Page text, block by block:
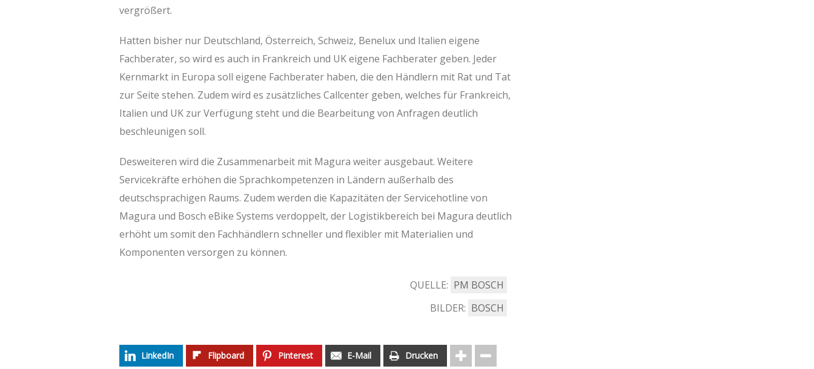
vergrößert.
Hatten bisher nur Deutschland, Österreich, Schweiz, Benelux und Italien eigene
Fachberater, so wird es auch in Frankreich und UK eigene Fachberater geben. Jeder
Kernmarkt in Europa soll eigene Fachberater haben, die den Händlern mit Rat und Tat
zur Seite stehen. Zudem wird es zusätzliches Callcenter geben, welches für Frankreich,
Italien und UK zur Verfügung steht und die Bearbeitung von Anfragen deutlich
beschleunigen soll.
Desweiteren wird die Zusammenarbeit mit Magura weiter ausgebaut. Weitere
Servicekräfte erhöhen die Sprachkompetenzen in Ländern außerhalb des
deutschsprachigen Raums. Zudem werden die Kapazitäten der Servicehotline von
Magura und Bosch eBike Systems verdoppelt, der Logistikbereich bei Magura deutlich
erhöht um somit den Fachhändlern schneller und flexibler mit Materialien und
Komponenten versorgen zu können.
QUELLE: PM BOSCH
BILDER: BOSCH
LinkedIn Flipboard Pinterest E-Mail Drucken